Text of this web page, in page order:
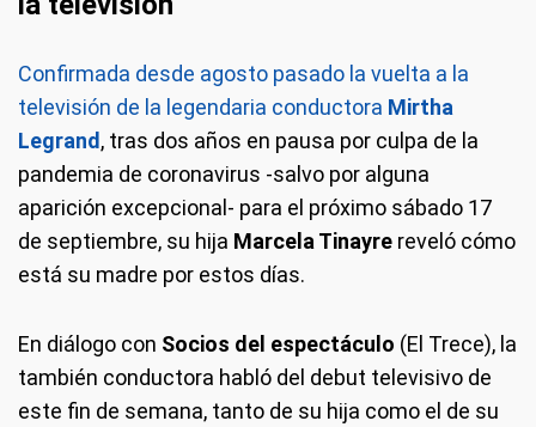
Confirmada desde agosto pasado la vuelta a la
televisión de la legendaria conductora Mirtha
Legrand, tras dos años en pausa por culpa de la
pandemia de coronavirus -salvo por alguna
aparición excepcional- para el próximo sábado 17
de septiembre, su hija Marcela Tinayre reveló cómo
está su madre por estos días.
En diálogo con Socios del espectáculo (El Trece), la
también conductora habló del debut televisivo de
este fin de semana, tanto de su hija como el de su